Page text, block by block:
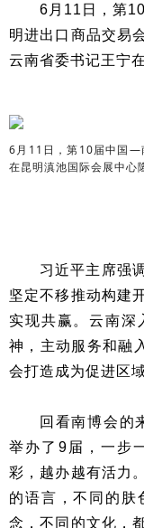
6月11日，第
明进出口商品交易
云南省委书记王宁
6月11日，第10届中国—
在昆明滇池国际会展中心
习近平主席强
坚定不移推动构建
实现共赢。云南深
神，主动服务和融
会打造成为促进区
回看南博会的
举办了9届，一步
彩，越办越有活力
的语言，不同的肤
念，不同的文化，